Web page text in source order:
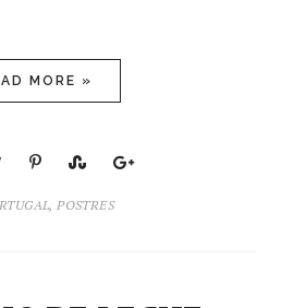
MORE »
, POSTRES